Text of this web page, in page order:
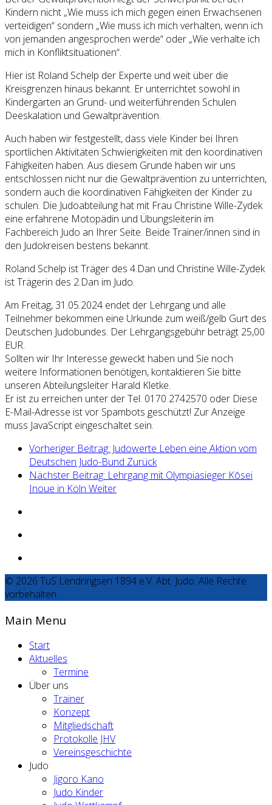
Kindern nicht „Wie muss ich mich gegen einen Erwachsenen
verteidigen“ sondern „Wie muss ich mich verhalten, wenn ich
von jemanden angesprochen werde“ oder „Wie verhalte ich
mich in Konfliktsituationen“.
Hier ist Roland Schelp der Experte und weit über die
Kreisgrenzen hinaus bekannt. Er unterrichtet sowohl in
Kindergärten an Grund- und weiterführenden Schulen
Deeskalation und Gewaltprävention.
Auch haben wir festgestellt, dass viele Kinder bei Ihren
sportlichen Aktivitäten Schwierigkeiten mit den koordinativen
Fähigkeiten haben. Aus diesem Grunde haben wir uns
entschlossen nicht nur die Gewaltprävention zu unterrichten,
sondern auch die koordinativen Fähigkeiten der Kinder zu
schulen. Die Judoabteilung hat mit Frau Christine Wille-Zydek
eine erfahrene Motopädin und Übungsleiterin im
Fachbereich Judo an Ihrer Seite. Beide Trainer/innen sind in
den Judokreisen bestens bekannt.
Roland Schelp ist Träger des 4.Dan und Christine Wille-Zydek
ist Trägerin des 2.Dan im Judo.
Am Freitag, 31.05.2024 endet der Lehrgang und alle
Teilnehmer bekommen eine Urkunde zum weiß/gelb Gurt des
Deutschen Judobundes. Der Lehrgangsgebühr beträgt 25,00
EUR.
Sollten wir Ihr Interesse geweckt haben und Sie noch
weitere Informationen benötigen, kontaktieren Sie bitte
unseren Abteilungsleiter Harald Kletke.
Er ist zu erreichen unter der Tel. 0170 2742570 oder Diese
E-Mail-Adresse ist vor Spambots geschützt! Zur Anzeige
muss JavaScript eingeschaltet sein.
Vorheriger Beitrag: Judowerte Leben eine Aktion vom
Deutschen Judo-Bund Zurück
Nächster Beitrag: Lehrgang mit Olympiasieger Kōsei
Inoue in Köln Weiter
© 2026 TuS Lendringsen 1894 e.V. Abt. Judo. Alle Rechte
vorbehalten.
Main Menu
Start
Aktuelles
Termine
Über uns
Trainer
Konzept
Mitgliedschaft
Protokolle JHV
Vereinsgeschichte
Judo
Jigoro Kano
Judo Kinder